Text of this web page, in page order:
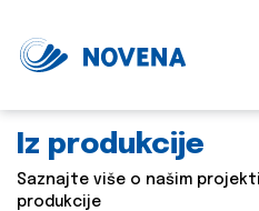
Iz produkcije
Saznajte više o našim
produkcije